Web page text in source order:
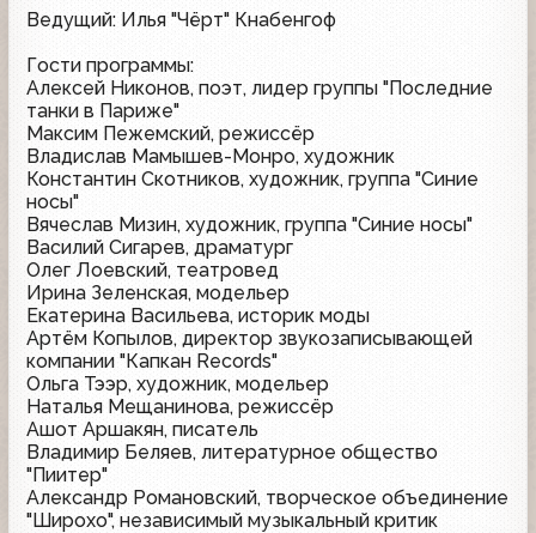
Ведущий: Илья "Чёрт" Кнабенгоф
Гости программы:
Алексей Никонов, поэт, лидер группы "Последние
танки в Париже"
Максим Пежемский, режиссёр
Владислав Мамышев-Монро, художник
Константин Скотников, художник, группа "Синие
носы"
Вячеслав Мизин, художник, группа "Синие носы"
Василий Сигарев, драматург
Олег Лоевский, театровед
Ирина Зеленская, модельер
Екатерина Васильева, историк моды
Артём Копылов, директор звукозаписывающей
компании "Капкан Records"
Ольга Тээр, художник, модельер
Наталья Мещанинова, режиссёр
Ашот Аршакян, писатель
Владимир Беляев, литературное общество
"Пиитер"
Александр Романовский, творческое объединение
"Широхо", независимый музыкальный критик